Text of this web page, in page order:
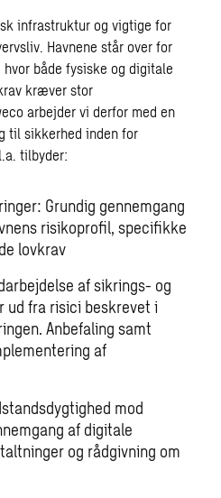
infrastruktur og vigtige for
Havnene står over for
både fysiske og digitale
kræver stor
arbejder vi derfor med en
til sikkerhed inden for
tilbyder:
Grundig gennemgang
risikoprofil, specifikke
lovkrav
af sikrings- og
ud fra risici beskrevet i
Anbefaling samt
af
mod
af digitale
og rådgivning om